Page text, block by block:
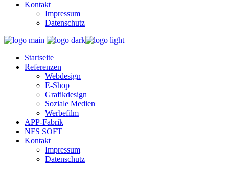
Kontakt
Impressum
Datenschutz
Startseite
Referenzen
Webdesign
E-Shop
Grafikdesign
Soziale Medien
Werbefilm
APP-Fabrik
NFS SOFT
Kontakt
Impressum
Datenschutz